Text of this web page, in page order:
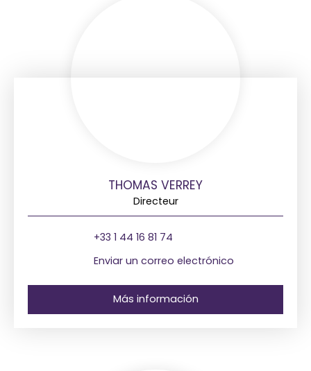
THOMAS VERREY
Directeur
+33 1 44 16 81 74
Enviar un correo electrónico
Más información